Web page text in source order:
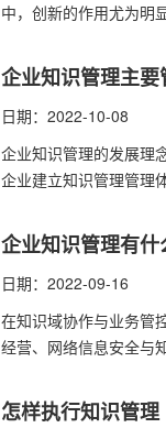
中，创新的作用尤为明
企业知识管理主要
日期：2022-10-08
企业知识管理的发展理
企业建立知识管理管理
企业知识管理有什
日期：2022-09-16
在知识域协作与业务管
经营、网络信息安全与
怎样执行知识管理